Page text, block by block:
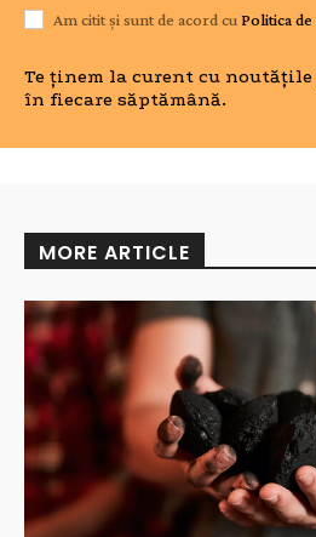
Am citit și sunt de acord cu Politica
Te ținem la curent cu noutățile
în fiecare săptămână.
MORE ARTICLE